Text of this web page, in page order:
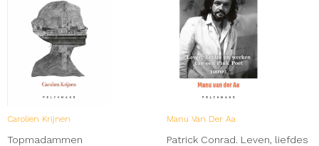
Carolien Krijnen
Topmadammen
Manu Van Der Aa
Patrick Conrad. Leven, liefdes